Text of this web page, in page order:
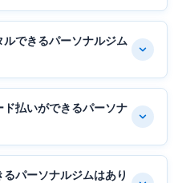
できるパーソナルジム
払いができるパーソナ
パーソナルジムはあり